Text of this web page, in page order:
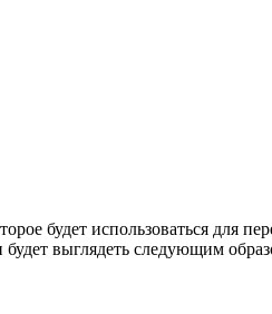
будет использоваться для
выглядеть следующим